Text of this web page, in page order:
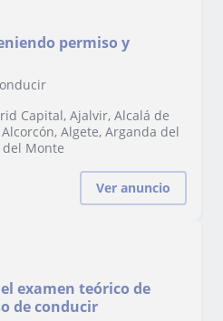
permiso y
Capital, Ajalvir, Alcalá de
Algete, Arganda del
del Monte
Ver anuncio
examen teórico de
de conducir